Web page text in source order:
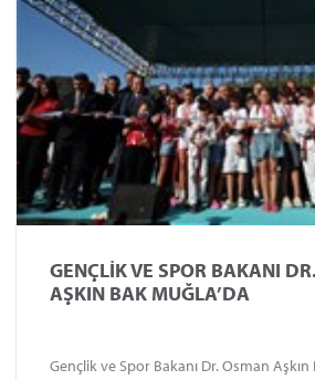
GENÇLİK VE SPOR BAKANI
AŞKIN BAK MUĞLA’DA
Gençlik ve Spor Bakanı Dr. Osman Aşkın